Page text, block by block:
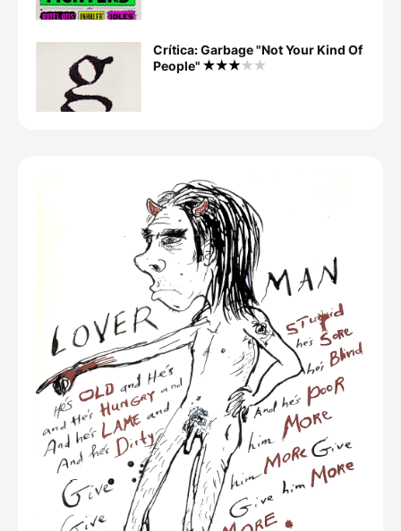
Crítica: Garbage "Not Your Kind Of
People"